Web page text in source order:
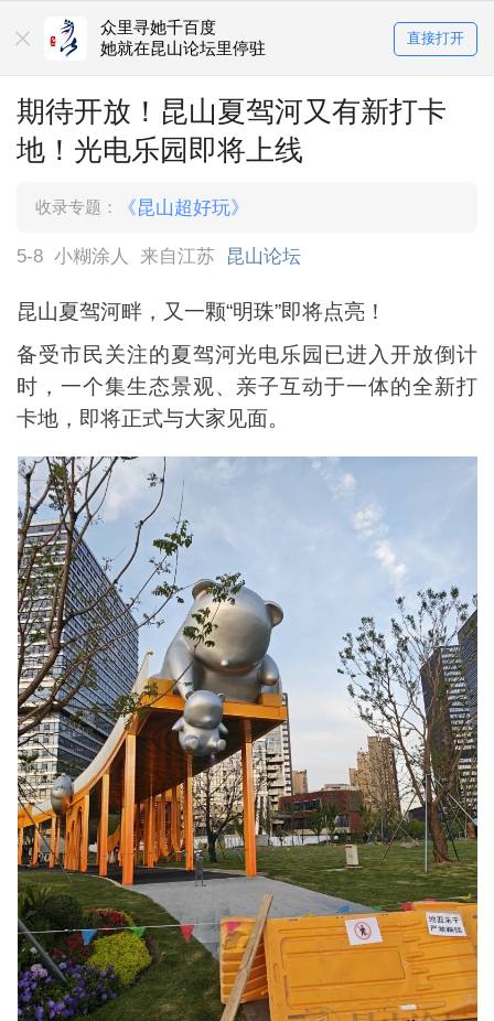
众里寻她千百度
她就在昆山论坛里停驻
直接打开
期待开放！昆山夏驾河又有新打卡
地！光电乐园即将上线
收录专题： 《昆山超好玩》
5-8 小糊涂人 来自江苏 昆山论坛
昆山夏驾河畔，又一颗“明珠”即将点亮！
备受市民关注的夏驾河光电乐园已进入开放倒计
时，一个集生态景观、亲子互动于一体的全新打
卡地，即将正式与大家见面。